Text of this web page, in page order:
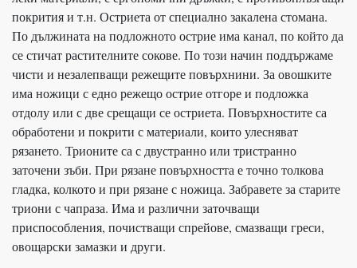
покрития и т.н. Остриета от специално закалена стомана.
По дължината на подложното острие има канал, по който да
се стичат растителните сокове. По този начин поддържаме
чисти и незалепващи режещите повърхнини. За овошките
има ножици с едно режещо острие отгоре и подложка
отдолу или с две срещащи се остриета. Повърхностите са
обработени и покрити с материали, които улесняват
рязането. Трионите са с двустранно или тристранно
заточени зъби. При рязане повърхността е точно толкова
гладка, колкото и при рязане с ножица. Забравете за старите
триони с чапраза. Има и различни заточващи
приспособления, почистващи спрейове, смазващи греси,
овощарски замазки и други.